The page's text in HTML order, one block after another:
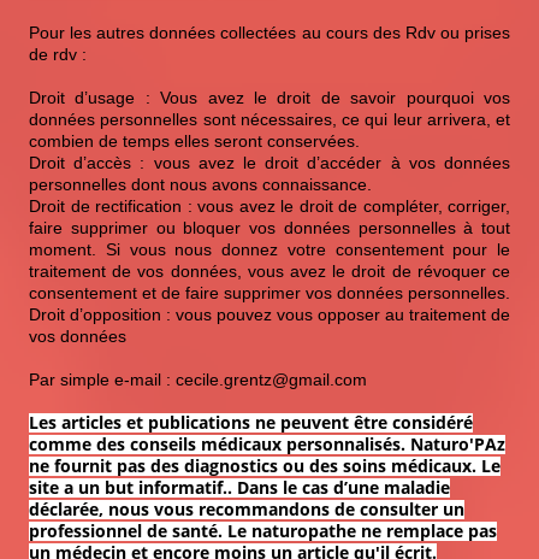
Pour les autres données collectées au cours des Rdv ou prises
de rdv :
Droit d’usage : Vous avez le droit de savoir pourquoi vos
données personnelles sont nécessaires, ce qui leur arrivera, et
combien de temps elles seront conservées.
Droit d’accès : vous avez le droit d’accéder à vos données
personnelles dont nous avons connaissance.
Droit de rectification : vous avez le droit de compléter, corriger,
faire supprimer ou bloquer vos données personnelles à tout
moment. Si vous nous donnez votre consentement pour le
traitement de vos données, vous avez le droit de révoquer ce
consentement et de faire supprimer vos données personnelles.
Droit d’opposition : vous pouvez vous opposer au traitement de
vos données
Par simple e-mail : cecile.grentz@gmail.com
Les articles et publications ne peuvent être considéré
comme des conseils médicaux personnalisés. Naturo'PAz
ne fournit pas des diagnostics ou des soins médicaux. Le
site a un but informatif.. Dans le cas d’une maladie
déclarée, nous vous recommandons de consulter un
professionnel de santé. Le naturopathe ne remplace pas
un médecin et encore moins un article qu'il écrit.